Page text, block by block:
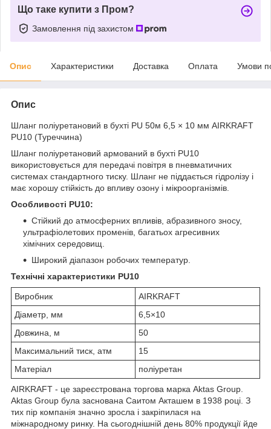
Що таке купити з Пром?
Замовлення під захистом
Опис Характеристики Доставка Оплата Умови
Опис
Шланг поліуретановий в бухті PU 50м 6,5 × 10 мм AIRKRAFT
PU10 (Туреччина)
Шланг поліуретановий армований в бухті PU10
використовується для передачі повітря в пневматичних
системах стандартного тиску. Шланг не піддається гідролізу і
має хорошу стійкість до впливу озону і мікроорганізмів.
Особливості PU10:
Стійкий до атмосферних впливів, абразивного зносу,
ультрафіолетових променів, багатьох агресивних
хімічних середовищ.
Широкий діапазон робочих температур.
Технічні характеристики PU10
Виробник
AIRKRAFT
Діаметр, мм
6,5×10
Довжина, м
50
Максимальний тиск, атм
15
Матеріал
поліуретан
AIRKRAFT - це зареєстрована торгова марка Aktas Group.
Aktas Group була заснована Саитом Акташем в 1938 році. З
тих пір компанія значно зросла і закріпилася на
міжнародному ринку. На сьогоднішній день 80% продукції йде